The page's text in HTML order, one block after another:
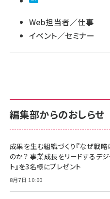
Web担当者／仕事
イベント／セミナー
編集部からのおしらせ
成果を生む組織づくり『なぜ戦
のか？ 事業成長をリードするデ
ト』を3名様にプレゼント
8月7日 10:00